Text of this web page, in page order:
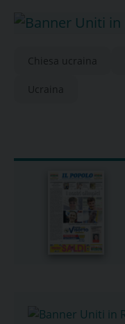
Chiesa ucraina
Ucraina